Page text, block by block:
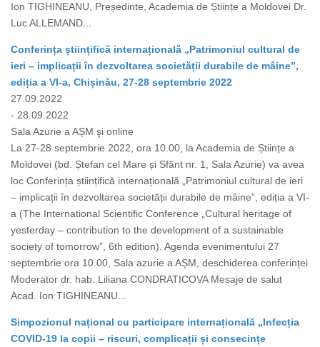
Ion TIGHINEANU, Președinte, Academia de Științe a Moldovei Dr.
Luc ALLEMAND...
Conferința științifică internațională „Patrimoniul cultural de
ieri – implicații în dezvoltarea societății durabile de mâine”,
ediția a VI-a, Chișinău, 27-28 septembrie 2022
27.09.2022
- 28.09.2022
Sala Azurie a AȘM şi online
La 27-28 septembrie 2022, ora 10.00, la Academia de Științe a
Moldovei (bd. Ștefan cel Mare și Sfânt nr. 1, Sala Azurie) va avea
loc Conferința științifică internațională „Patrimoniul cultural de ieri
– implicații în dezvoltarea societății durabile de mâine”, ediția a VI-
a (The International Scientific Conference „Cultural heritage of
yesterday – contribution to the development of a sustainable
society of tomorrow”, 6th edition). Agenda evenimentului 27
septembrie ora 10.00, Sala azurie a AȘM, deschiderea conferinței
Moderator dr. hab. Liliana CONDRATICOVA Mesaje de salut
Acad. Ion TIGHINEANU...
Simpozionul național cu participare internațională „Infecția
COVID-19 la copii – riscuri, complicații și consecințe